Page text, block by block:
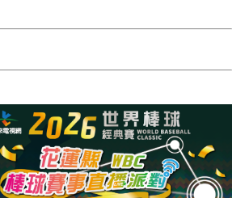
2024暑期夏令營專區
台中市
彰化縣
高雄市